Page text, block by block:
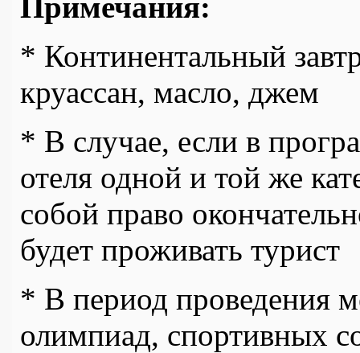
* Континентальный
круассан, масло, джем
* В случае, если в
отеля одной и той же
собой право
будет проживать турист
* В период проведения
олимпиад, спортивных